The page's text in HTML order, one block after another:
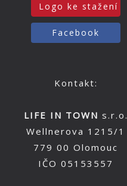
Logo ke stažení
Facebook
Kontakt:
LIFE IN TOWN s.r.o.
Wellnerova 1215/1
779 00 Olomouc
IČO 05153557